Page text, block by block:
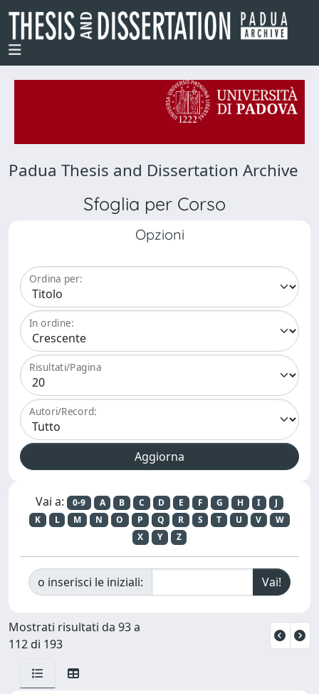
Padua Thesis and Dissertation Archive
Sfoglia per Corso
Opzioni
Ordina per:
In ordine:
Risultati/Pagina
Autori/Record:
Vai a: 0-9 A B C D E F G H I
J
K
L M N O P Q R S T U V
W
X
Y Z
o inserisci le iniziali:
Mostrati risultati da 93 a
112 di 193